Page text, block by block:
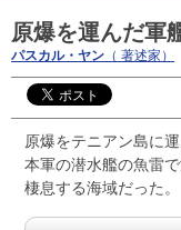
原爆を運んだ軍
パスカル・ヤン （ 著述家）
原爆をテニアン島に
本軍の潜水艦の魚雷
棲息する海域だった。